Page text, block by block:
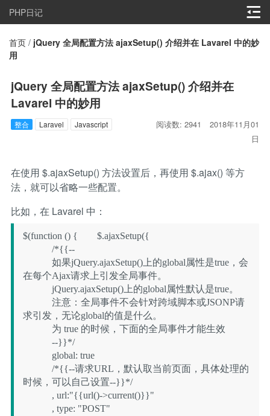
PHP日记
首页 / jQuery 全局配置方法 ajaxSetup() 介绍并在 Lavarel 中的妙
用
jQuery 全局配置方法 ajaxSetup() 介绍并在
Lavarel 中的妙用
整合 Laravel Javascript 阅读数: 2941
2018年11月01
日
在使用 $.ajaxSetup() 方法设置后，再使用 $.ajax() 等方
法，就可以省略一些配置。
比如，在 Lavarel 中：
$(function () {        $.ajaxSetup({
/*{{--
如果jQuery.ajaxSetup()上的global属性是true，会
在每个Ajax请求上引发全局事件。
jQuery.ajaxSetup()上的global属性默认是true。
注意：全局事件不会针对跨域脚本或JSONP请
求引发，无论global的值是什么。
为 true 的时候，下面的全局事件才能生效
--}}*/
global: true
/*{{--请求URL，默认取当前页面，具体处理的
时候，可以自己设置--}}*/
, url:"{{url()->current()}}"
, type: "POST"